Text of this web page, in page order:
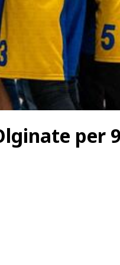
per